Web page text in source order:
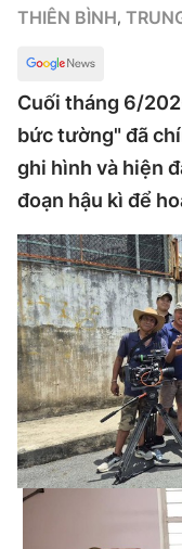
THIÊN BÌNH,
Cuối tháng 6/
bức tường" đã
ghi hình và hiện
đoạn hậu kì để